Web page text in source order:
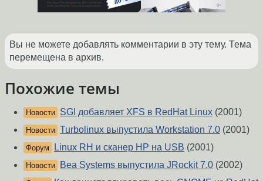
Вы не можете добавлять комментарии в эту тему. Тема
перемещена в архив.
Похожие темы
Новости SGI добавляет XFS в RedHat Linux (2001)
Новости Turbolinux выпустила Workstation 7.0 (2001)
Форум Linux RH и сканер HP на USB (2001)
Новости Bea Systems выпустила JRockit 7.0 (2002)